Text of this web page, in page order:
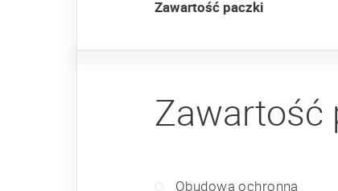
Zawartość paczki
Zawartość
Obudowa ochronna